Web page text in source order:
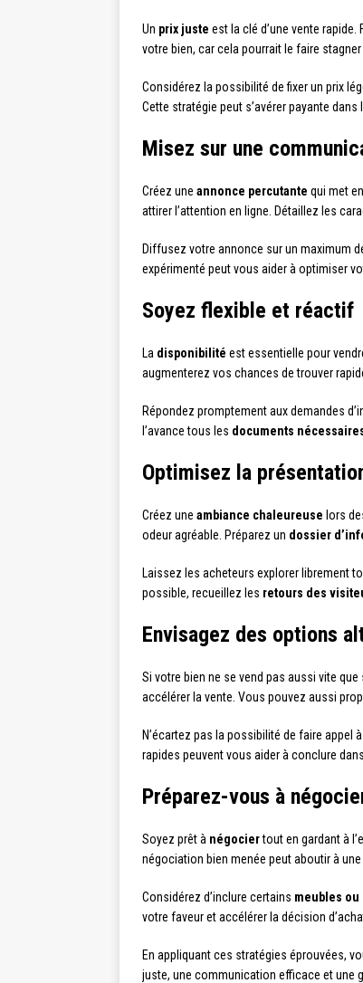
Un prix juste est la clé d’une vente
votre bien, car cela pourrait le faire
Considérez la possibilité de fixer un prix
Cette stratégie peut s’avérer payante
Misez sur une
Créez une annonce percutante qui met
attirer l’attention en ligne. Détaillez les
Diffusez votre annonce sur un maximum
expérimenté peut vous aider à optimiser
Soyez flexible et réactif
La disponibilité est essentielle pour
augmenterez vos chances de trouver
Répondez promptement aux demandes
l’avance tous les documents
Optimisez la
Créez une ambiance chaleureuse lors
odeur agréable. Préparez un dossier
Laissez les acheteurs explorer librement
possible, recueillez les retours des
Envisagez des options
Si votre bien ne se vend pas aussi vite
accélérer la vente. Vous pouvez aussi
N’écartez pas la possibilité de faire appel
rapides peuvent vous aider à conclure
Préparez-vous à
Soyez prêt à négociertout en gardant à
négociation bien menée peut aboutir à
Considérez d’inclure certains meubles
votre faveur et accélérer la décision
En appliquant ces stratégies éprouvées,
juste, une communication efficace et une